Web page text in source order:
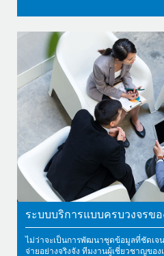
ระบบบริการแบบครบวงจรขอ
ไม่ว่าจะเป็นการพัฒนาชุดข้อมูลที่ชัดเจ
จ่ายอย่างจริงจัง ทีมงานผู้เชี่ยวชาญขอ